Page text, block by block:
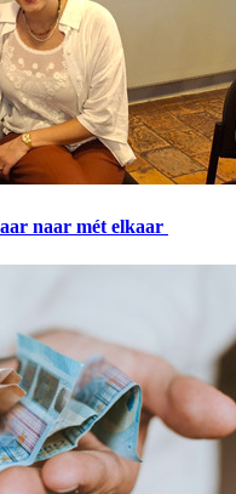
naar mét elkaar